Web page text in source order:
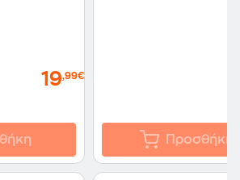
19,99€
Προσθήκη